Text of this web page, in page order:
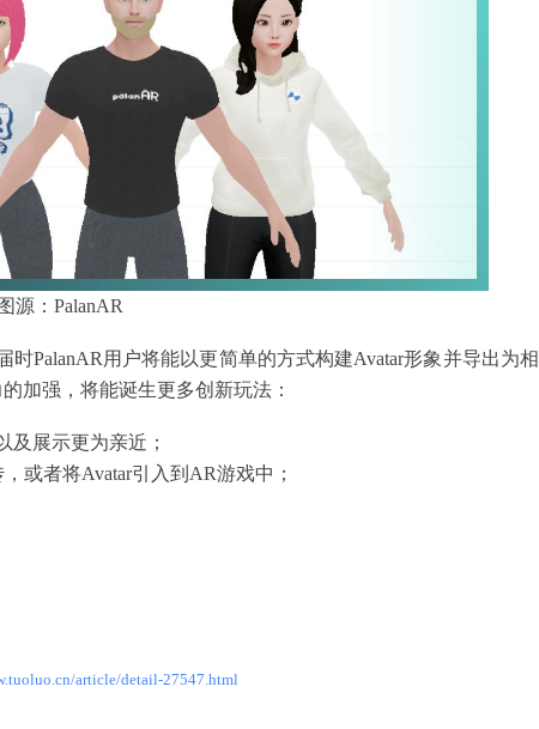
图源：PalanAR
时PalanAR用户将能以更简单的方式构建Avatar形象并导出为相
加强，将能诞生更多创新玩法：
及展示更为亲近；
或者将Avatar引入到AR游戏中；
article/detail-27547.html